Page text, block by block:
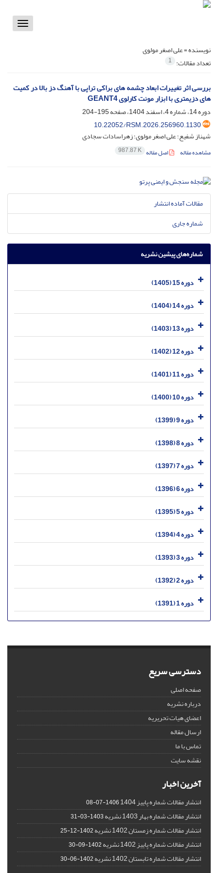
Toggle
نویسنده =علی اصغر مولوی
تعداد مقالات: 1
بررسی اثر تغییرات ابعاد چشمه های براکی تراپی با آهنگ دز بالا در کمیت
های دزیمتری با ابزار مونت کارلوی GEANT4
دوره 14، شماره 4، اسفند 1404، صفحه
195-204
10.22052/RSM.2026.256960.1130
شهناز شفیع؛ علی اصغر مولوی؛ زهراسادات سجادی
مشاهده مقاله اصل مقاله 987.87 K
مقالات آماده انتشار
شماره جاری
شماره‌های پیشین نشریه
دوره 15 (1405)
دوره 14 (1404)
دوره 13 (1403)
دوره 12 (1402)
دوره 11 (1401)
دوره 10 (1400)
دوره 9 (1399)
دوره 8 (1398)
دوره 7 (1397)
دوره 6 (1396)
دوره 5 (1395)
دوره 4 (1394)
دوره 3 (1393)
دوره 2 (1392)
دوره 1 (1391)
دسترسی سریع
صفحه اصلی
درباره نشریه
اعضای هیات تحریریه
ارسال مقاله
تماس با ما
نقشه سایت
آخرین اخبار
انتشار مقالات شماره پاییز 1404 1406-07-08
انتشار مقالات شماره بهار 1403 نشریه 1403-03-31
انتشار مقالات شماره زمستان 1402 نشریه 1402-12-25
انتشار مقالات شماره پاییز 1402 نشریه 1402-09-30
انتشار مقالات شماره تابستان 1402 نشریه 1402-06-30